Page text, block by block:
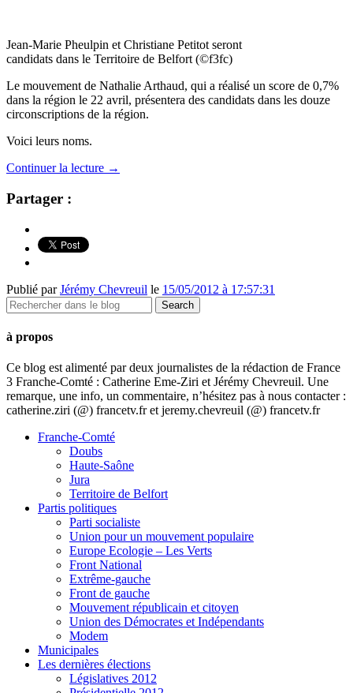
Jean-Marie Pheulpin et Christiane Petitot seront
candidats dans le Territoire de Belfort (©f3fc)
Le mouvement de Nathalie Arthaud, qui a réalisé un score de 0,7%
dans la région le 22 avril, présentera des candidats dans les douze
circonscriptions de la région.
Voici leurs noms.
Continuer la lecture →
Partager :
Publié parJérémy Chevreuil le 15/05/2012 à 17:57:31
à propos
Ce blog est alimenté par deux journalistes de la rédaction de France
3 Franche-Comté : Catherine Eme-Ziri et Jérémy Chevreuil. Une
remarque, une info, un commentaire, n’hésitez pas à nous contacter :
catherine.ziri (@) francetv.fr et jeremy.chevreuil (@) francetv.fr
Franche-Comté
Doubs
Haute-Saône
Jura
Territoire de Belfort
Partis politiques
Parti socialiste
Union pour un mouvement populaire
Europe Ecologie – Les Verts
Front National
Extrême-gauche
Front de gauche
Mouvement républicain et citoyen
Union des Démocrates et Indépendants
Modem
Municipales
Les dernières élections
Législatives 2012